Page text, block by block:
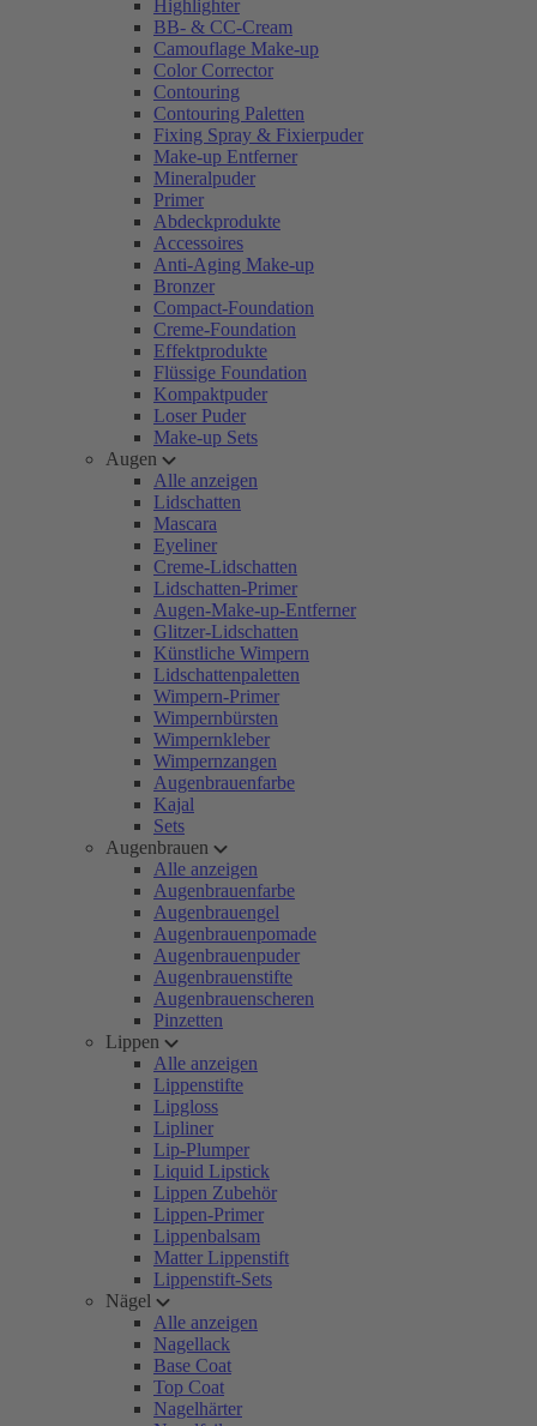
Highlighter
BB- & CC-Cream
Camouflage Make-up
Color Corrector
Contouring
Contouring Paletten
Fixing Spray & Fixierpuder
Make-up Entferner
Mineralpuder
Primer
Abdeckprodukte
Accessoires
Anti-Aging Make-up
Bronzer
Compact-Foundation
Creme-Foundation
Effektprodukte
Flüssige Foundation
Kompaktpuder
Loser Puder
Make-up Sets
Augen
Alle anzeigen
Lidschatten
Mascara
Eyeliner
Creme-Lidschatten
Lidschatten-Primer
Augen-Make-up-Entferner
Glitzer-Lidschatten
Künstliche Wimpern
Lidschattenpaletten
Wimpern-Primer
Wimpernbürsten
Wimpernkleber
Wimpernzangen
Augenbrauenfarbe
Kajal
Sets
Augenbrauen
Alle anzeigen
Augenbrauenfarbe
Augenbrauengel
Augenbrauenpomade
Augenbrauenpuder
Augenbrauenstifte
Augenbrauenscheren
Pinzetten
Lippen
Alle anzeigen
Lippenstifte
Lipgloss
Lipliner
Lip-Plumper
Liquid Lipstick
Lippen Zubehör
Lippen-Primer
Lippenbalsam
Matter Lippenstift
Lippenstift-Sets
Nägel
Alle anzeigen
Nagellack
Base Coat
Top Coat
Nagelhärter